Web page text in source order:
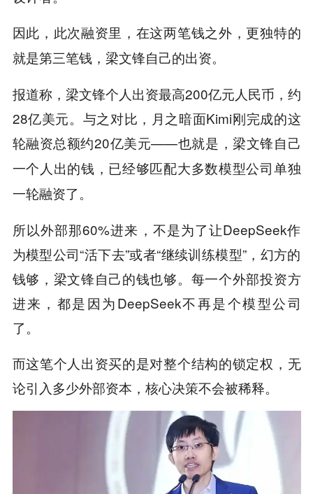
因此，此次融资里，在这两笔钱之外，更独特的
就是第三笔钱，梁文锋自己的出资。
报道称，梁文锋个人出资最高200亿元人民币，约
28亿美元。与之对比，月之暗面Kimi刚完成的这
轮融资总额约20亿美元——也就是，梁文锋自己
一个人出的钱，已经够匹配大多数模型公司单独
一轮融资了。
所以外部那60%进来，不是为了让DeepSeek作
为模型公司“活下去”或者“继续训练模型”，幻方的
钱够，梁文锋自己的钱也够。每一个外部投资方
进来，都是因为DeepSeek不再是个模型公司
了。
而这笔个人出资买的是对整个结构的锁定权，无
论引入多少外部资本，核心决策不会被稀释。